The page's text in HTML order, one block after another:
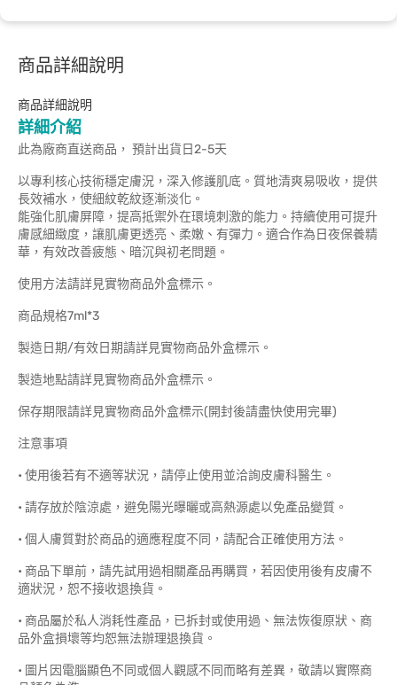
商品詳細說明
商品詳細說明
詳細介紹
此為廠商直送商品， 預計出貨日2-5天
以專利核心技術穩定膚況，深入修護肌底。質地清爽易吸收，提供
長效補水，使細紋乾紋逐漸淡化。
能強化肌膚屏障，提高抵禦外在環境刺激的能力。持續使用可提升
膚感細緻度，讓肌膚更透亮、柔嫩、有彈力。適合作為日夜保養精
華，有效改善疲態、暗沉與初老問題。
使用方法請詳見實物商品外盒標示。
商品規格7ml*3
製造日期/有效日期請詳見實物商品外盒標示。
製造地點請詳見實物商品外盒標示。
保存期限請詳見實物商品外盒標示(開封後請盡快使用完畢)
注意事項
• 使用後若有不適等狀況，請停止使用並洽詢皮膚科醫生。
• 請存放於陰涼處，避免陽光曝曬或高熱源處以免產品變質。
• 個人膚質對於商品的適應程度不同，請配合正確使用方法。
• 商品下單前，請先試用過相關產品再購買，若因使用後有皮膚不
適狀況，恕不接收退換貨。
• 商品屬於私人消耗性產品，已拆封或使用過、無法恢復原狀、商
品外盒損壞等均恕無法辦理退換貨。
• 圖片因電腦顯色不同或個人觀感不同而略有差異，敬請以實際商